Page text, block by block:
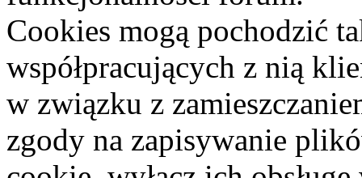
Cookies mogą pochodzić
współpracujących z nią
w związku z
zgody na zapisywanie